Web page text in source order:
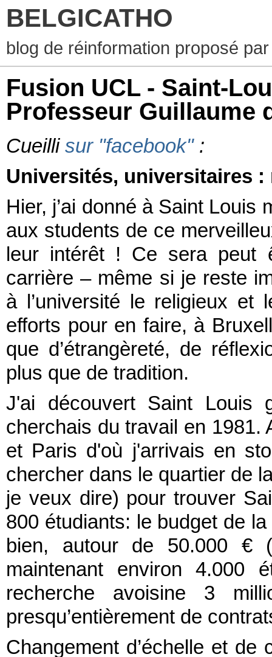
BELGICATHO
blog de réinformation proposé
Fusion UCL - Saint-
Professeur Guillaume
Cueilli sur "facebook":
Universités, universitaires
Hier, j’ai donné à Saint Louis
aux students de ce
leur intérêt ! Ce sera peut
carrière – même si je reste
à l’université le religieux et
efforts pour en faire, à
que d’étrangèreté, de
plus que de tradition.
J'ai découvert Saint Louis
cherchais du travail en 1981.
et Paris d'où j'arrivais en
chercher dans le quartier de
je veux dire) pour trouver
800 étudiants: le budget de
bien, autour de 50.000 €
maintenant environ 4.000
recherche avoisine 3
presqu’entièrement de
Changement d’échelle et de